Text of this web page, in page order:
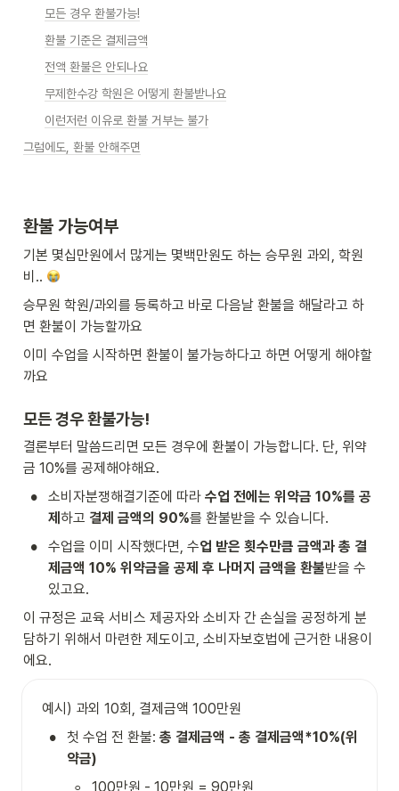
모든 경우 환불가능!
환불 기준은 결제금액
전액 환불은 안되나요
무제한수강 학원은 어떻게 환불받나요
이런저런 이유로 환불 거부는 불가
그럼에도, 환불 안해주면
환불 가능여부
기본 몇십만원에서 많게는 몇백만원도 하는 승무원 과외, 학원
비..
승무원 학원/과외를 등록하고 바로 다음날 환불을 해달라고 하
면 환불이 가능할까요
이미 수업을 시작하면 환불이 불가능하다고 하면 어떻게 해야할
까요
모든 경우 환불가능!
결론부터 말씀드리면 모든 경우에 환불이 가능합니다. 단, 위약
금 10%를 공제해야해요.
• 소비자분쟁해결기준에 따라 수업 전에는 위약금 10%를 공
제 하고 결제 금액의 90%를 환불받을 수 있습니다.
• 수업을 이미 시작했다면, 수업 받은 횟수만큼 금액과 총 결
제금액 10% 위약금을 공제 후 나머지 금액을 환불받을 수
있고요.
이 규정은 교육 서비스 제공자와 소비자 간 손실을 공정하게 분
담하기 위해서 마련한 제도이고, 소비자보호법에 근거한 내용이
에요.
예시) 과외 10회, 결제금액 100만원
• 첫 수업 전 환불: 총 결제금액 - 총 결제금액*10%(위
약금)
100만원 - 10만원 = 90만원